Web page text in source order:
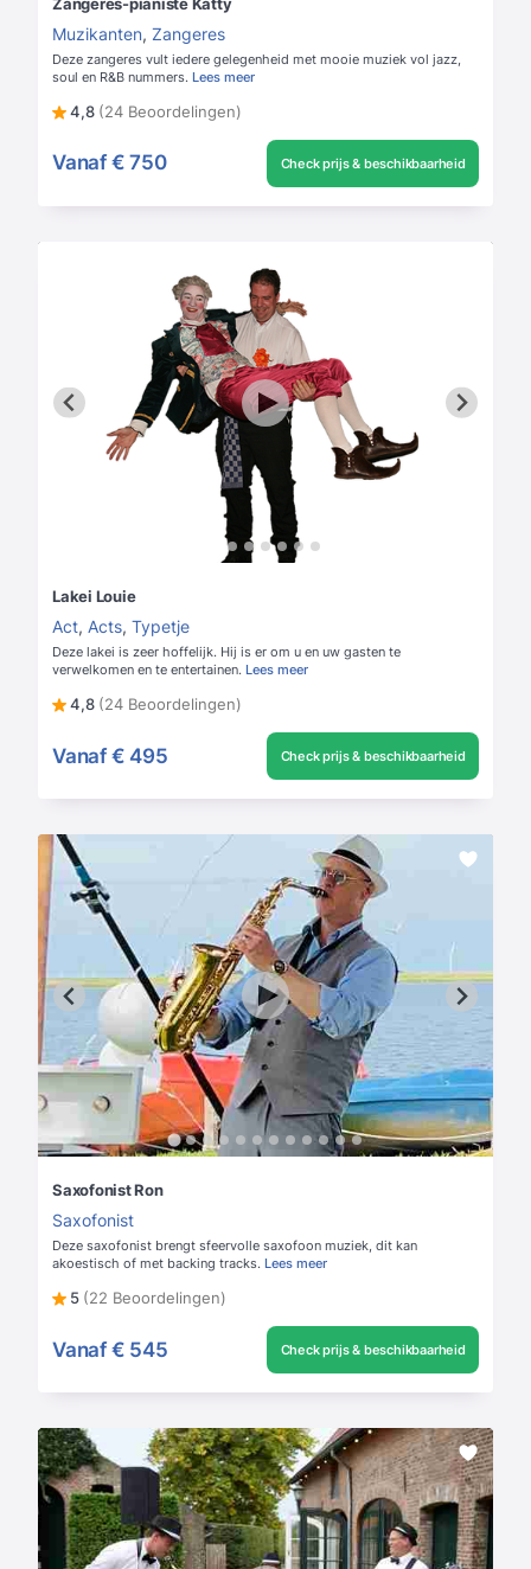
Muzikanten, Zangeres
Deze zangeres vult iedere gelegenheid met mooie muziek vol jazz,
soul en R&B nummers. Lees meer
4,8 (24 Beoordelingen)
Vanaf € 750 Check prijs & beschikbaarheid
Lakei Louie
Act, Acts, Typetje
Deze lakei is zeer hoffelijk. Hij is er om u en uw gasten te
verwelkomen en te entertainen. Lees meer
4,8 (24 Beoordelingen)
Vanaf € 495 Check prijs & beschikbaarheid
Saxofonist Ron
Saxofonist
Deze saxofonist brengt sfeervolle saxofoon muziek, dit kan
akoestisch of met backing tracks. Lees meer
5 (22 Beoordelingen)
Vanaf € 545 Check prijs & beschikbaarheid